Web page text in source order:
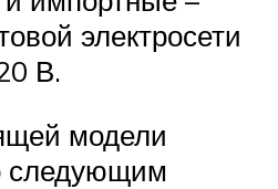
электросети
В.
модели
следующим